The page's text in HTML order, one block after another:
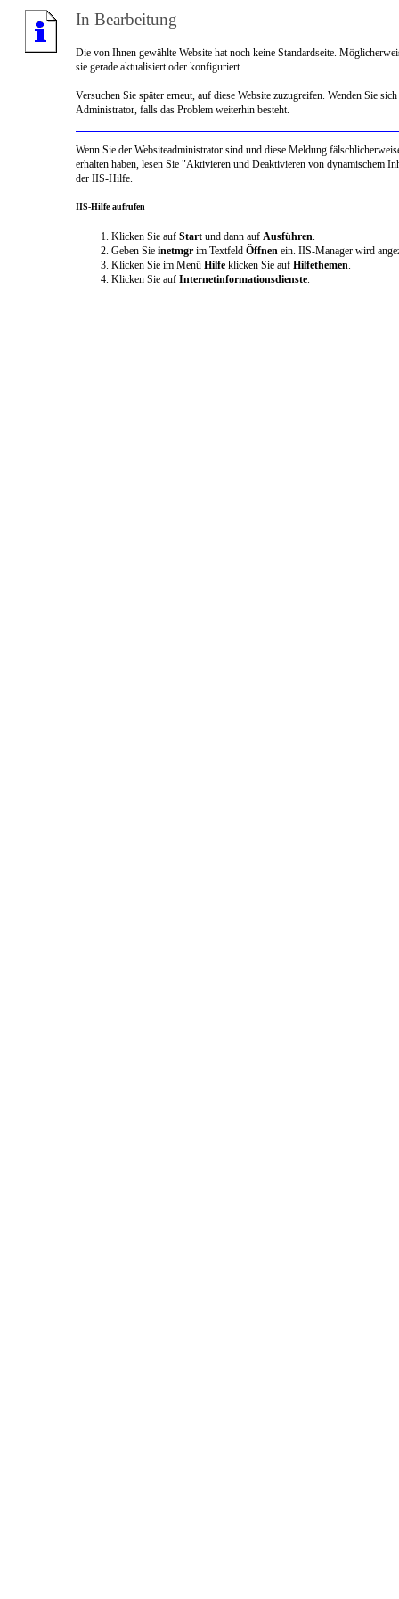
In Bearbeitung
Die von Ihnen gewählte Website hat noch keine Standardseite.
sie gerade aktualisiert oder konfiguriert.
Versuchen Sie später erneut, auf diese Website zuzugreifen. Wenden Sie
Administrator, falls das Problem weiterhin besteht.
Wenn Sie der Websiteadministrator sind und diese Meldung
erhalten haben, lesen Sie "Aktivieren und Deaktivieren von dynamischem
der IIS-Hilfe.
IIS-Hilfe aufrufen
Klicken Sie auf Start und dann auf Ausführen.
Geben Sie inetmgr im Textfeld Öffnen ein. IIS-Manager wird
Klicken Sie im Menü Hilfe klicken Sie auf Hilfethemen.
Klicken Sie auf Internetinformationsdienste.